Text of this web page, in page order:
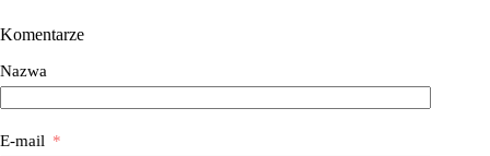
Komentarze
Nazwa
E-mail